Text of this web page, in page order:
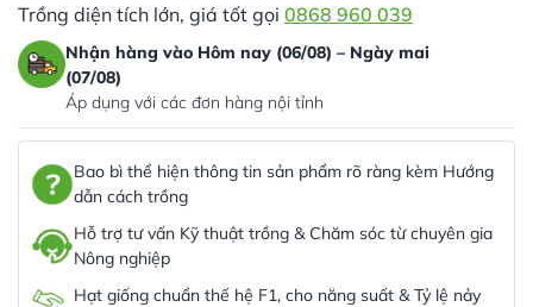
Trồng diện tích lớn, giá tốt gọi 0868 960 039
Nhận hàng vào Hôm nay (06/08) – Ngày mai
(07/08)
Áp dụng với các đơn hàng nội tỉnh
Bao bì thể hiện thông tin sản phẩm rõ ràng kèm Hướng
dẫn cách trồng
Hỗ trợ tư vấn Kỹ thuật trồng & Chăm sóc từ chuyên gia
Nông nghiệp
Hạt giống chuẩn thế hệ F1, cho năng suất & Tỷ lệ nảy